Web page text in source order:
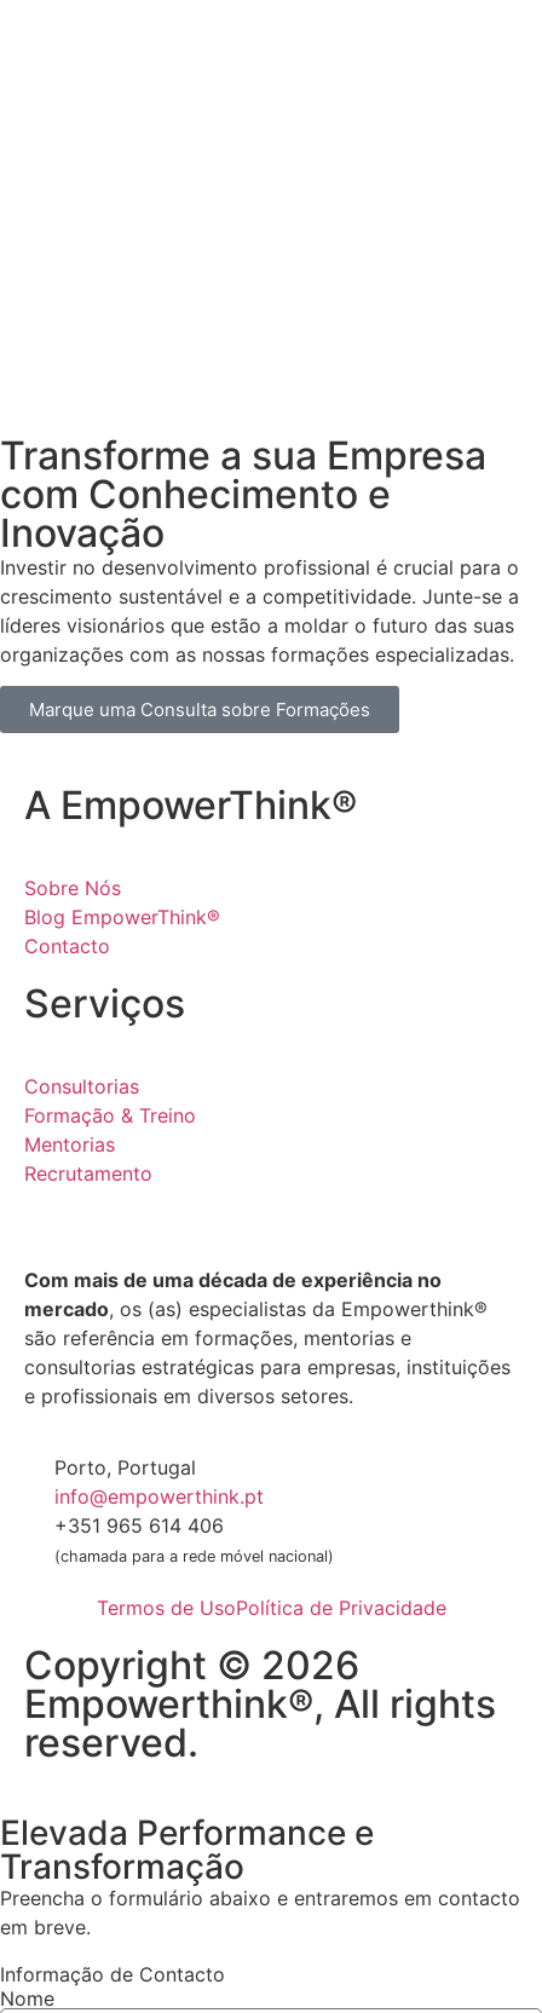
Transforme a sua Empresa
com Conhecimento e
Inovação
Investir no desenvolvimento profissional é crucial para o
crescimento sustentável e a competitividade. Junte-se a
líderes visionários que estão a moldar o futuro das suas
organizações com as nossas formações especializadas.
Marque uma Consulta sobre Formações
A EmpowerThink®
Sobre Nós
Blog EmpowerThink®
Contacto
Serviços
Consultorias
Formação & Treino
Mentorias
Recrutamento
Com mais de uma década de experiência no
mercado, os (as) especialistas da Empowerthink®
são referência em formações, mentorias e
consultorias estratégicas para empresas, instituições
e profissionais em diversos setores.
Porto, Portugal
info@empowerthink.pt
+351 965 614 406
(chamada para a rede móvel nacional)
Termos de UsoPolítica de Privacidade
Copyright © 2026
Empowerthink®, All rights
reserved.
Elevada Performance e
Transformação
Preencha o formulário abaixo e entraremos em contacto
em breve.
Informação de Contacto
Nome